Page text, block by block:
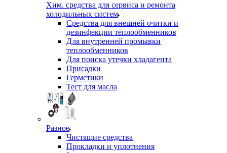
Хим. средства для сервиса и ремонта
холодильных систем
Средства для внешней очитки и
дезинфекции теплообменников
Для внутренней промывки
теплообменников
Для поиска утечки хладагента
Присадки
Герметики
Тест для масла
Разное
Чистящие средства
Прокладки и уплотнения